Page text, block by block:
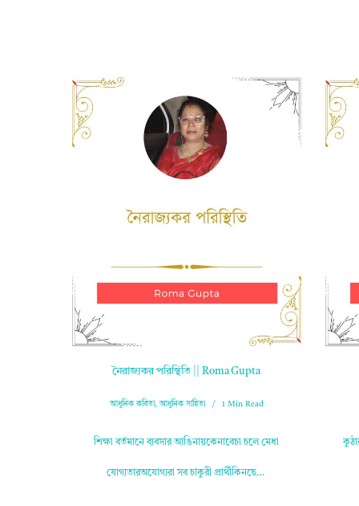
নৈরাজ্যকর পরিস্থিতি || Roma Gupta
আধুনিক কবিতা,আধুনিক সাহিত্য 1 Min Read
শিক্ষা বর্তমানে ব্যবসার আঙিনায়কেনাবেচা চলে মেধা
যোগ্যতারঅযোগ্যরা সব চাকুরী প্রার্থীকিনছে…